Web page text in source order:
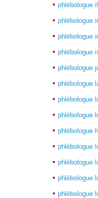
phlébologue
phlébologue
phlébologue
phlébologue
phlébologue
phlébologue
phlébologue
phlébologue
phlébologue
phlébologue
phlébologue
phlébologue
phlébologue